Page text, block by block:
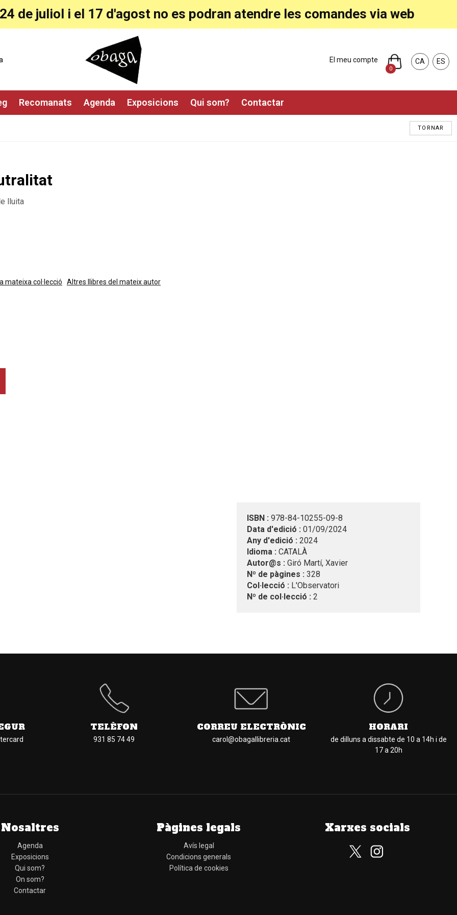
de juliol i el 17 d'agost no es podran atendre les comandes via web
CA ES
El meu compte
0
Recomanats Agenda Exposicions Qui som? Contactar
TORNAR
lluita
mateixa col·lecció Altres llibres del mateix autor
ISBN : 978-84-10255-09-8
Data d'edició : 01/09/2024
Any d'edició : 2024
Idioma : CATALÀ
Autor@s : Giró Martí, Xavier
Nº de pàgines : 328
Col·lecció : L'Observatori
Nº de col·lecció : 2
TELÈFON
931 85 74 49
CORREU ELECTRÒNIC
carol@obagallibreria.cat
HORARI
de dilluns a dissabte de 10 a 14h i de
17 a 20h
Nosaltres
Agenda
Exposicions
Qui som?
On som?
Contactar
Pàgines legals
Avís legal
Condicions generals
Política de cookies
Xarxes socials